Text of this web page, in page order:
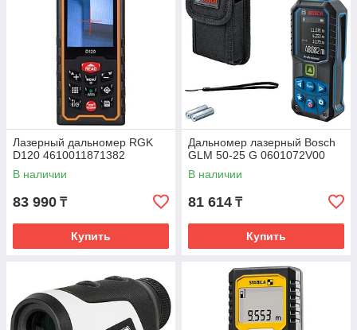
Лазерный дальномер RGK
D120 4610011871382
В наличии
83 990 ₸
Купить
Дальномер лазерный Bosch
GLM 50-25 G 0601072V00
В наличии
81 614 ₸
Купить